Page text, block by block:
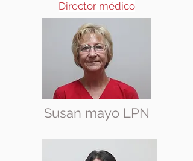
Director médico
Susan mayo LPN